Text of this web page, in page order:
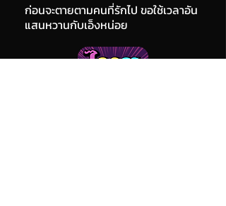
ก่อนจะตายตามคนที่รักไป ขอใช้เวลาอัน
แสนหวานกับเอ็งหน่อย